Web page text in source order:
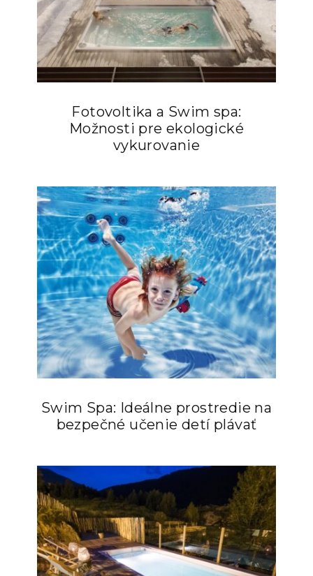
Fotovoltika a Swim spa:
Možnosti pre ekologické
vykurovanie
Swim Spa: Ideálne prostredie na
bezpečné učenie detí plávať